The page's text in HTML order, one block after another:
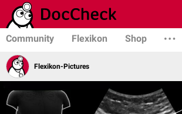
Community Flexikon Shop
Flexikon-Pictures